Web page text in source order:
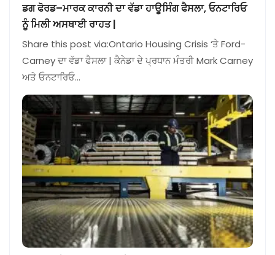
ਡਗ ਫੋਰਡ–ਮਾਰਕ ਕਾਰਨੀ ਦਾ ਵੱਡਾ ਹਾਊਸਿੰਗ ਫੈਸਲਾ, ਓਨਟਾਰਿਓ
ਨੂੰ ਮਿਲੀ ਅਸਥਾਈ ਰਾਹਤ |
Share this post via:Ontario Housing Crisis ‘ਤੇ Ford-
Carney ਦਾ ਵੱਡਾ ਫੈਸਲਾ | ਕੈਨੇਡਾ ਦੇ ਪ੍ਰਧਾਨ ਮੰਤਰੀ Mark Carney
ਅਤੇ ਓਨਟਾਰਿਓ…